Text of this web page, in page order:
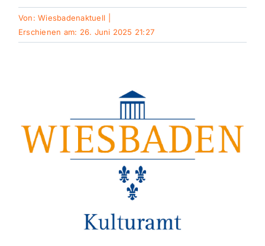
Mein Stadtteil
Polizeimeldungen
Von:Wiesbadenaktuell
Erschienen am: 26. Juni 2025 21:27